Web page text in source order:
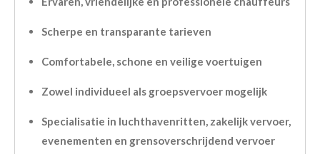
Scherpe en transparante tarieven
Comfortabele, schone en veilige voertuigen
Zowel individueel als groepsvervoer mogelijk
Specialisatie in luchthavenritten, zakelijk vervoer,
evenementen en grensoverschrijdend vervoer